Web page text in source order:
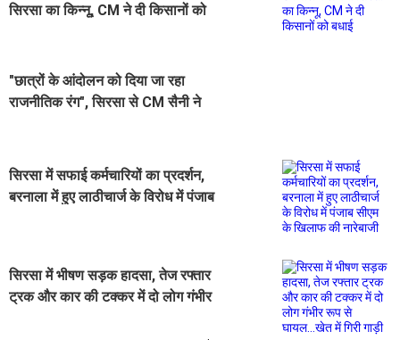
सिरसा का किन्नू, CM ने दी किसानों को
"छात्रों के आंदोलन को दिया जा रहा
राजनीतिक रंग", सिरसा से CM सैनी ने
सिरसा में सफाई कर्मचारियों का प्रदर्शन,
बरनाला में हुए लाठीचार्ज के विरोध में पंजाब
सिरसा में भीषण सड़क हादसा, तेज रफ्तार
ट्रक और कार की टक्कर में दो लोग गंभीर